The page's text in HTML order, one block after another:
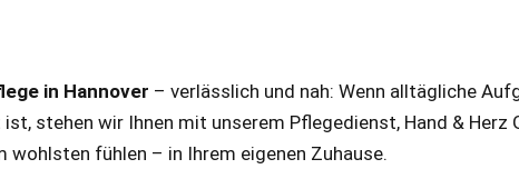
in Hannover – verlässlich und nah: Wenn alltägliche
stehen wir Ihnen mit unserem Pflegedienst, Hand &
wohlsten fühlen – in Ihrem eigenen Zuhause.